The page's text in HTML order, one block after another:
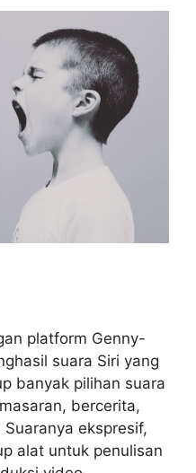
platform Genny-
suara Siri yang
banyak pilihan suara
bercerita,
ekspresif,
alat untuk penulisan